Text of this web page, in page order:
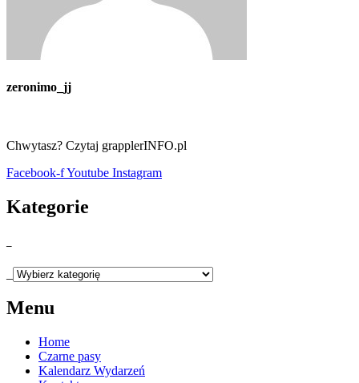
zeronimo_jj
Chwytasz? Czytaj grapplerINFO.pl
Facebook-fYoutube Instagram
Kategorie
Menu
Home
Czarne pasy
Kalendarz Wydarzeń